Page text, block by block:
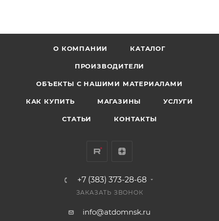
О КОМПАНИИ КАТАЛОГ
ПРОИЗВОДИТЕЛИ
ОБЪЕКТЫ С НАШИМИ МАТЕРИАЛАМИ
КАК КУПИТЬ МАГАЗИНЫ УСЛУГИ
СТАТЬИ КОНТАКТЫ
+7 (383) 373-28-68
ЗАКАЗАТЬ ЗВОНОК
info@atdomnsk.ru